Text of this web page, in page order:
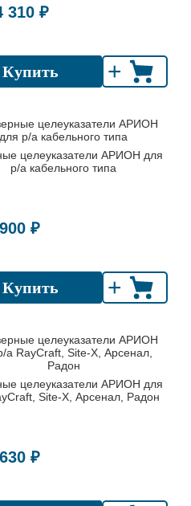
310 ₽
Купить +
целеуказатели АРИОН для
р/а кабельного типа
₽
Купить +
целеуказатели АРИОН для
Site-X, Арсенал, Радон
₽